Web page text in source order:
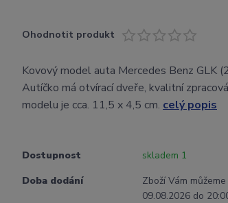
Ohodnotit produkt
Kovový model auta Mercedes Benz GLK
Autíčko má otvírací dveře, kvalitní
modelu je cca. 11,5 x 4,5 cm. celý popis
Dostupnost
skladem 1
Doba dodání
Zboží Vám
09.08.2026 do